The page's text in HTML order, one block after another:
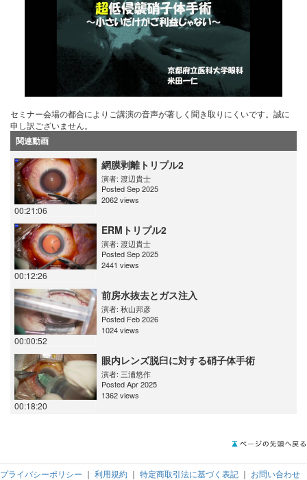
セミナー会場の都合によりご講演の音声が著しく聞き取りにくいです。誠に
申し訳ございません。
関連動画
00:21:06
網膜剥離トリプル2
演者: 渡辺貴士
Posted Sep 2025
2062 views
00:12:26
ERMトリプル2
演者: 渡辺貴士
Posted Sep 2025
2441 views
00:00:52
前房水抜去とガス注入
演者: 秋山邦彦
Posted Feb 2026
1024 views
00:18:20
眼内レンズ脱臼に対する硝子体手術
演者: 三浦悠作
Posted Apr 2025
1362 views
プライバシーポリシー ｜ 利用規約 ｜ 特定商取引法に基づく表記 ｜ お問い合わせ